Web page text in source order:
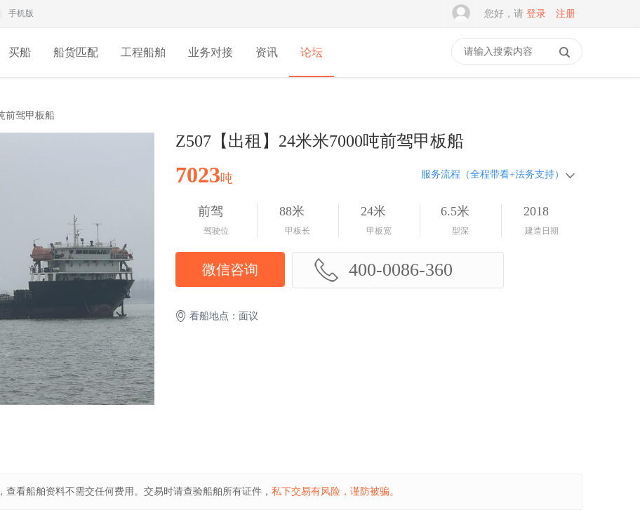
手机版 您好，请 登录 注册
买船 船货匹配 工程船舶 业务对接 资讯 论坛
前驾甲板船
Z507【出租】24米米7000吨前驾甲板船
7023吨 服务流程（全程带看+法务支持）
前驾
驾驶位
88米
甲板长
24米
甲板宽
6.5米
型深
2018
建造日期
微信咨询 400-0086-360
看船地点：面议
看船舶资料不需交任何费用。交易时请查验船舶所有证件， 私下交易有风险，谨防被骗。